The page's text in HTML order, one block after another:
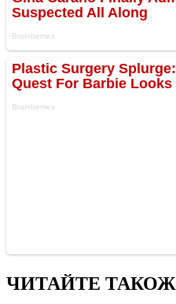
ЧИТАЙТЕ ТАКОЖ